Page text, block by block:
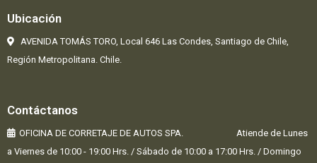
Ubicación
AVENIDA TOMÁS TORO, Local 646 Las Condes, Santiago de Chile,
Región Metropolitana. Chile.
Contáctanos
OFICINA DE CORRETAJE DE AUTOS SPA. Atiende de Lunes
a Viernes de 10:00 - 19:00 Hrs. / Sábado de 10:00 a 17:00 Hrs. / Domingo